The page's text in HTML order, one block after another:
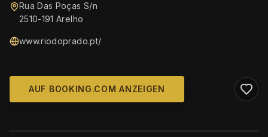
Rua Das Poças S/n
2510-191 Arelho
www.riodoprado.pt/
AUF BOOKING.COM ANZEIGEN